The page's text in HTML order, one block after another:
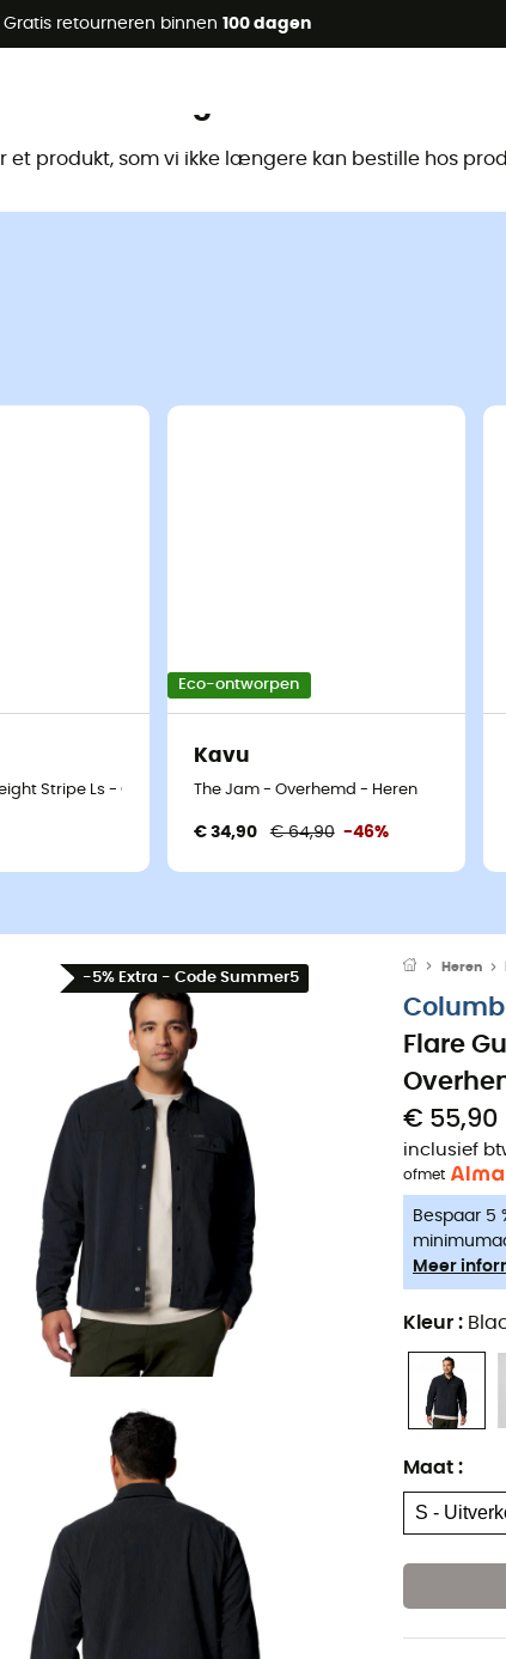
Gratis retourneren binnen 100 dagen
🔥 -5% EXTRA vanaf 2 producten* met code Summer5
et produkt, som vi ikke længere kan bestille hos
Stripe Ls - Overhemd - Heren
Eco-ontworpen
Kavu
The Jam - Overhemd - Heren
€ 34,90 € 64,90 -46%
-5% Extra - Code Summer5
Heren
Flare
€ 55,90
inclusief
ofmet
Bespaar 5
Meer
Kleur :
Maat :